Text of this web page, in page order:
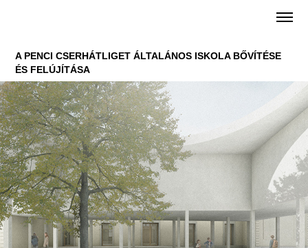
A PENCICSERHÁTLIGET ÁLTALÁNOS ISKOLA BŐVÍTÉSE
ÉS FELÚJÍTÁSA